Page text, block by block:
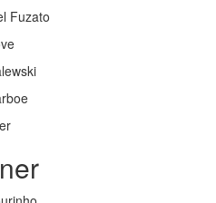
Fuzato